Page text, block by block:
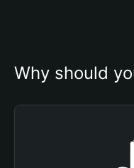
Why should